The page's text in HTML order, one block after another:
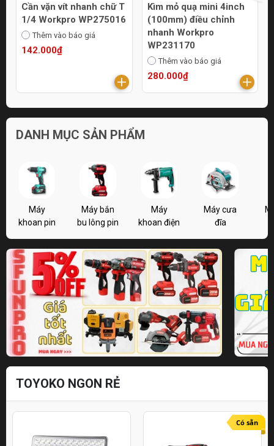
Cần vặn vít nhanh chữ T
1/4 Workpro WP275016
Thêm vào báo giá
142.000₫
Kìm mỏ quạ mini 4inch
(100mm) điều chỉnh
nhanh Workpro
WP231170
Thêm vào báo giá
280.000₫
DANH MỤC SẢN PHẨM
Máy
khoan pin
Máy bắn
bu lông pin
Máy
khoan điện
Máy cưa
đĩa
TOYOKO NGON RẺ
Có sẵn